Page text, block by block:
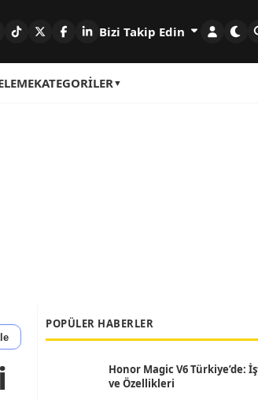
Bizi Takip Edin
KATEGORILER
POPÜLER HABERLER
Honor Magic V6 Türkiye’de:
ve Özellikleri